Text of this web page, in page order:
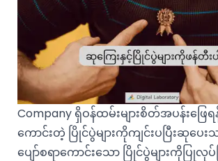
Company ရှိဝန်ထမ်းများစိတ်အပန်းဖြေ
ကောင်းတဲ့ ပြိုင်ပွဲများကိုကျင်းပပြီးဆုပေ
ပျော်စရာကောင်းသော ပြိုင်ပွဲများကိုပြုလုပ်